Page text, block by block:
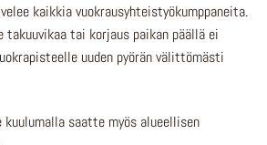
kaikkia vuokrausyhteistyökumppaneita.
takuuvikaa tai korjaus paikan päällä ei
uuden pyörän välittömästi
kuulumalla saatte myös alueellisen